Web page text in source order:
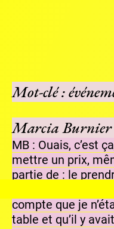
Mot-clé :
Marcia
MB : Ouais, c’est
mettre un prix,
partie de : le
sont très chers et
compte que je
table et qu’il y